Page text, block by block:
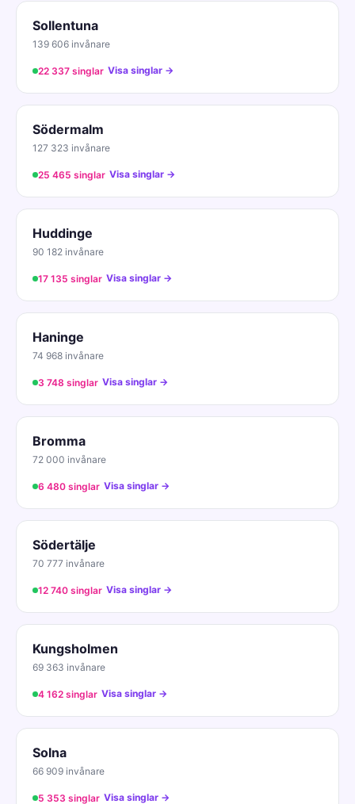
Sollentuna
139 606 invånare
22 337 singlar Visa singlar →
Södermalm
127 323 invånare
25 465 singlar Visa singlar →
Huddinge
90 182 invånare
17 135 singlar Visa singlar →
Haninge
74 968 invånare
3 748 singlar Visa singlar →
Bromma
72 000 invånare
6 480 singlar Visa singlar →
Södertälje
70 777 invånare
12 740 singlar Visa singlar →
Kungsholmen
69 363 invånare
4 162 singlar Visa singlar →
Solna
66 909 invånare
5 353 singlar Visa singlar →